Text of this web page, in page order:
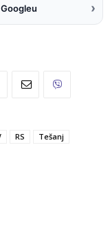
›
RS
Tešanj